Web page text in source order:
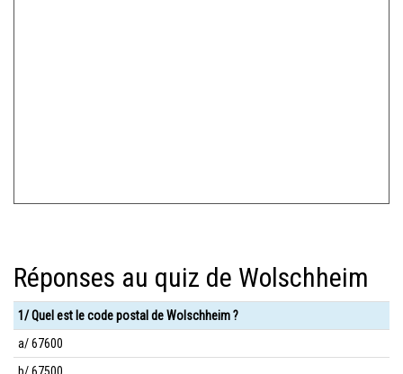
Réponses au quiz de Wolschheim
1/ Quel est le code postal de Wolschheim ?
a/ 67600